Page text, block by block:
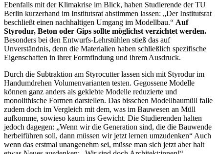
Ebenfalls mit der Klimakrise im Blick, haben Studierende der TU
Berlin kurzerhand im Institutsrat abstimmen lassen: „Der Institutsrat
beschließt einen nachhaltigen Umgang im Modellbau.“ Auf
Styrodur, Beton oder Gips sollte möglichst verzichtet werden.
Besonders bei den Entwurfs-Lehrstühlen stieß das auf
Unverständnis, denn die Materialien haben schließlich spezifische
Eigenschaften in ihrer Formfindung und ihrem Ausdruck.
Durch die Subtraktion am Styrocutter lassen sich mit Styrodur im
Handumdrehen Volumenvarianten testen. Gegossene Modelle
können ganz anders als geklebte Modelle reduzierte und
monolithische Formen darstellen. Das bisschen Modellbaumüll falle
zudem doch im Vergleich mit dem, was im Bauwesen an Müll
aufkomme, sowieso kaum ins Gewicht. Die Studierenden halten
jedoch dagegen: „Wenn wir die Generation sind, die die Bauwende
herbeiführen soll, dann müssen wir jetzt lernen umzudenken“ Auch
wenn das erstmal unangenehm sei, müsse man sich jetzt aber halt